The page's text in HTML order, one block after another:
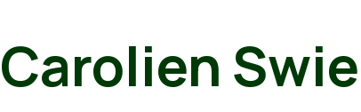
Carolien